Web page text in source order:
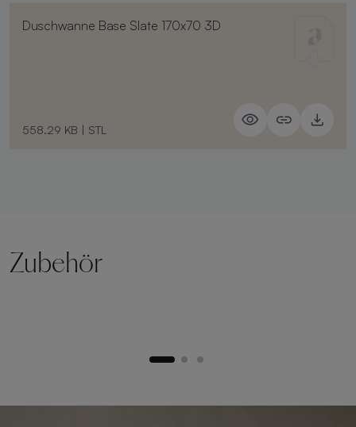
Duschwanne Base Slate 170x70 3D
558.29 KB | STL
Zubehör